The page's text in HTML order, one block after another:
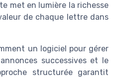
met en lumière la richesse
de chaque lettre dans
un logiciel pour gérer
successives et le
structurée garantit